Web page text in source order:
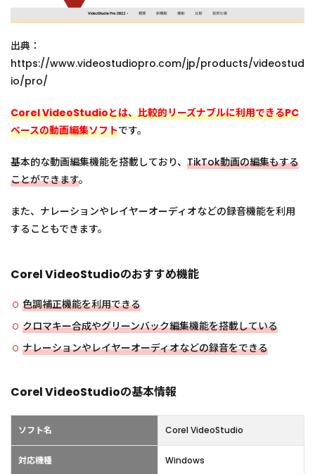
出典：
https://www.videostudiopro.com/jp/products/videostud
io/pro/
Corel VideoStudioとは、比較的リーズナブルに利用できるPC
ベースの動画編集ソフトです。
基本的な動画編集機能を搭載しており、 TikTok動画の編集もする
ことができます。
また、ナレーションやレイヤーオーディオなどの録音機能を利用
することもできます。
Corel VideoStudioのおすすめ機能
色調補正機能を利用できる
クロマキー合成やグリーンバック編集機能を搭載している
ナレーションやレイヤーオーディオなどの録音をできる
Corel VideoStudioの基本情報
ソフト名 Corel VideoStudio
対応機種 Windows